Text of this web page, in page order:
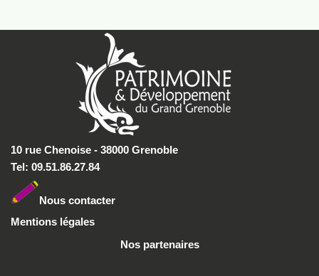
10 rue Chenoise - 38000 Grenoble
Tel: 09.51.86.27.84
Nous contacter
Mentions légales
Nos partenaires